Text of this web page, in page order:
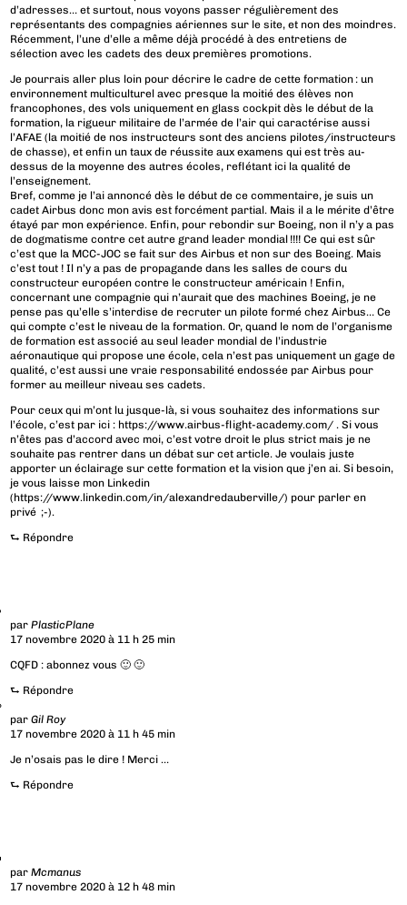
d’adresses… et surtout, nous voyons passer régulièrement des
représentants des compagnies aériennes sur le site, et non des moindres.
Récemment, l’une d’elle a même déjà procédé à des entretiens de
sélection avec les cadets des deux premières promotions.
Je pourrais aller plus loin pour décrire le cadre de cette formation : un
environnement multiculturel avec presque la moitié des élèves non
francophones, des vols uniquement en glass cockpit dès le début de la
formation, la rigueur militaire de l’armée de l’air qui caractérise aussi
l’AFAE (la moitié de nos instructeurs sont des anciens pilotes/instructeurs
de chasse), et enfin un taux de réussite aux examens qui est très au-
dessus de la moyenne des autres écoles, reflétant ici la qualité de
l’enseignement.
Bref, comme je l’ai annoncé dès le début de ce commentaire, je suis un
cadet Airbus donc mon avis est forcément partial. Mais il a le mérite d’être
étayé par mon expérience. Enfin, pour rebondir sur Boeing, non il n’y a pas
de dogmatisme contre cet autre grand leader mondial !!!! Ce qui est sûr
c’est que la MCC-JOC se fait sur des Airbus et non sur des Boeing. Mais
c’est tout ! Il n’y a pas de propagande dans les salles de cours du
constructeur européen contre le constructeur américain ! Enfin,
concernant une compagnie qui n’aurait que des machines Boeing, je ne
pense pas qu’elle s’interdise de recruter un pilote formé chez Airbus… Ce
qui compte c’est le niveau de la formation. Or, quand le nom de l’organisme
de formation est associé au seul leader mondial de l’industrie
aéronautique qui propose une école, cela n’est pas uniquement un gage de
qualité, c’est aussi une vraie responsabilité endossée par Airbus pour
former au meilleur niveau ses cadets.
Pour ceux qui m’ont lu jusque-là, si vous souhaitez des informations sur
l’école, c’est par ici : https://www.airbus-flight-academy.com/ . Si vous
n’êtes pas d’accord avec moi, c’est votre droit le plus strict mais je ne
souhaite pas rentrer dans un débat sur cet article. Je voulais juste
apporter un éclairage sur cette formation et la vision que j’en ai. Si besoin,
je vous laisse mon Linkedin
(https://www.linkedin.com/in/alexandredauberville/) pour parler en
privé ;-).
⮑ Répondre
parPlasticPlane
17 novembre 2020 à 11 h 25 min
CQFD : abonnez vous 🙂 🙂
⮑ Répondre
parGil Roy
17 novembre 2020 à 11 h 45 min
Je n’osais pas le dire ! Merci …
⮑ Répondre
parMcmanus
17 novembre 2020 à 12 h 48 min